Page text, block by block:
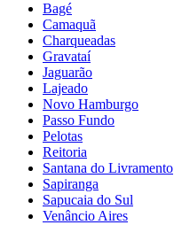
Bagé
Camaquã
Charqueadas
Gravataí
Jaguarão
Lajeado
Novo Hamburgo
Passo Fundo
Pelotas
Reitoria
Santana do Livramento
Sapiranga
Sapucaia do Sul
Venâncio Aires